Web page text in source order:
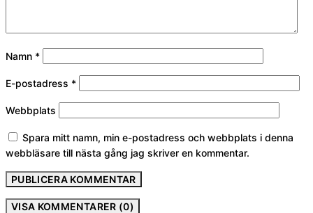
Namn *
E-postadress *
Webbplats
Spara mitt namn, min e-postadress och webbplats i denna
webbläsare till nästa gång jag skriver en kommentar.
VISA KOMMENTARER (0)